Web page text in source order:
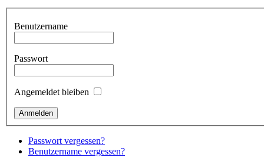
Benutzername
Passwort
Angemeldet bleiben
Passwort vergessen?
Benutzername vergessen?